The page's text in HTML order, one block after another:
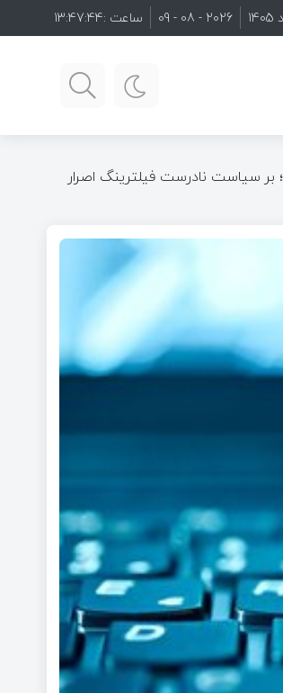
2026 - 08 - 09 ساعت :13:47:46
بر سیاست نادرست فیلترینگ اصرار